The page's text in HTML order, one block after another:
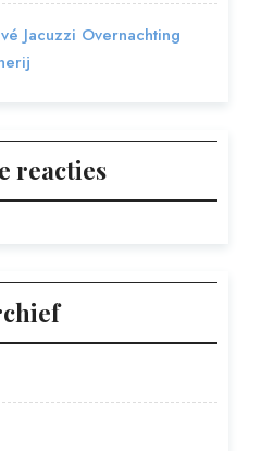
Jacuzzi Overnachting
reacties